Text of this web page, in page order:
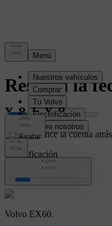
Reserva la
Que comience la cuenta
Electrificación
Volvo EX60.